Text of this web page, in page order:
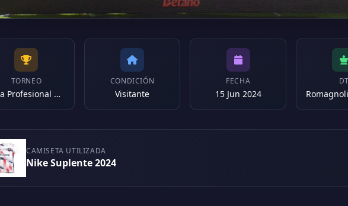
TORNEO
Liga Profesional 2024
CONDICIÓN
Visitante
FECHA
15 Jun 2024
CAMISETA UTILIZADA
Nike Suplente 2024